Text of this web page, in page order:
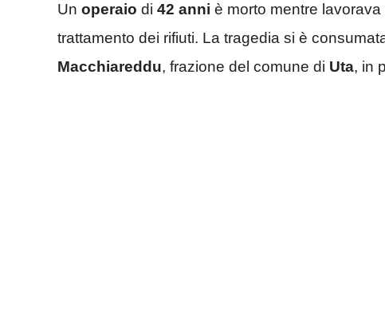
Un operaio di 42 anni è morto mentre lavorava
trattamento dei rifiuti. La tragedia si è
Macchiareddu, frazione del comune di Uta, in